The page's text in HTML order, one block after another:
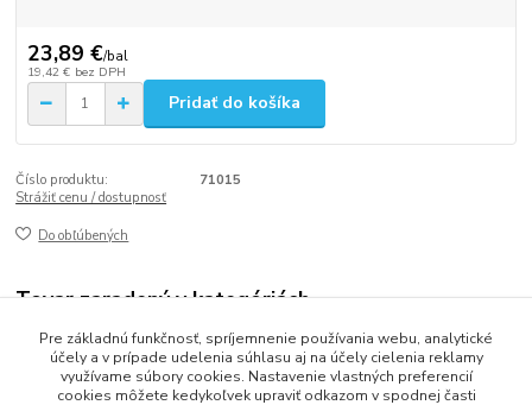
23,89 €/bal
19,42 € bez DPH
Pridať do košíka
Číslo produktu:
71015
Strážiť cenu / dostupnosť
Do obľúbených
Tovar zaradený v kategóriách
VRECKÁ
Pre základnú funkčnosť, spríjemnenie používania webu, analytické
účely a v prípade udelenia súhlasu aj na účely cielenia reklamy
využívame súbory cookies. Nastavenie vlastných preferencií
cookies môžete kedykoľvek upraviť odkazom v spodnej časti